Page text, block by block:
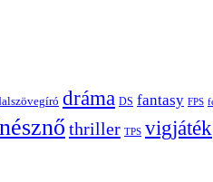
dráma DS fantasy FPS
thriller TPS vigjáték